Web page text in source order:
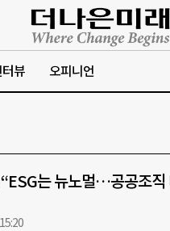
터뷰 오피니언
는 뉴노멀…공공조직
15:20